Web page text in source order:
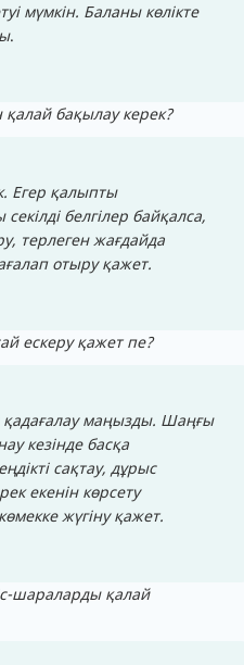
мүмкін. Баланы көлікте
.
бақылау керек?
Егер қалыпты
белгілер байқалса,
терлеген жағдайда
отыру қажет.
ескеру қажет пе?
қадағалау маңызды. Шаңғы
кезінде басқа
сақтау, дұрыс
екенін көрсету
жүгіну қажет.
шараларды қалай